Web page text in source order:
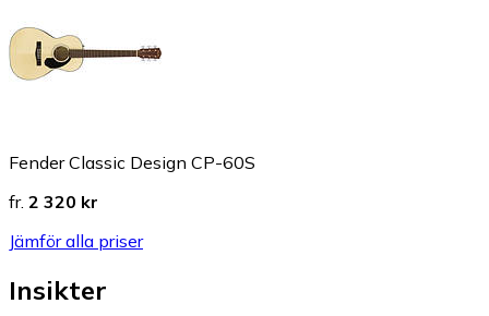
Fender Classic Design CP-60S
fr. 2 320 kr
Jämför alla priser
Insikter